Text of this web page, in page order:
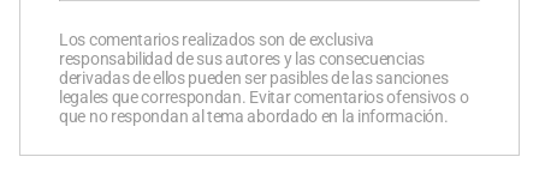
Los comentarios realizados son de exclusiva
responsabilidad de sus autores y las consecuencias
derivadas de ellos pueden ser pasibles de las sanciones
legales que correspondan. Evitar comentarios ofensivos o
que no respondan al tema abordado en la información.